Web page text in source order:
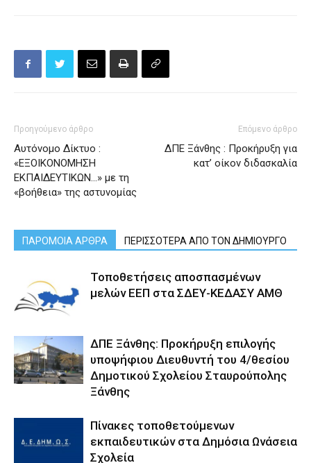
Προηγούμενο άρθρο
Αυτόνομο Δίκτυο :
«ΕΞΟΙΚΟΝΟΜΗΣΗ
ΕΚΠΑΙΔΕΥΤΙΚΩΝ…» με τη
«βοήθεια» της αστυνομίας
Επόμενο άρθρο
ΔΠΕ Ξάνθης : Προκήρυξη για
κατ’ οίκον διδασκαλία
ΠΑΡΟΜΟΙΑ ΑΡΘΡΑ ΠΕΡΙΣΣΟΤΕΡΑ ΑΠΟ ΤΟΝ ΔΗΜΙΟΥΡΓΟ
Τοποθετήσεις αποσπασμένων
μελών ΕΕΠ στα ΣΔΕΥ-ΚΕΔΑΣΥ ΑΜΘ
ΔΠΕ Ξάνθης: Προκήρυξη επιλογής
υποψήφιου Διευθυντή του 4/θεσίου
Δημοτικού Σχολείου Σταυρούπολης
Ξάνθης
Πίνακες τοποθετούμενων
εκπαιδευτικών στα Δημόσια Ωνάσεια
Σχολεία